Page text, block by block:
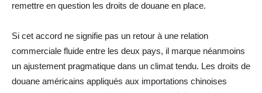
remettre en question les droits de douane en place.
Si cet accord ne signifie pas un retour à une relation
commerciale fluide entre les deux pays, il marque néanmoins
un ajustement pragmatique dans un climat tendu. Les droits de
douane américains appliqués aux importations chinoises